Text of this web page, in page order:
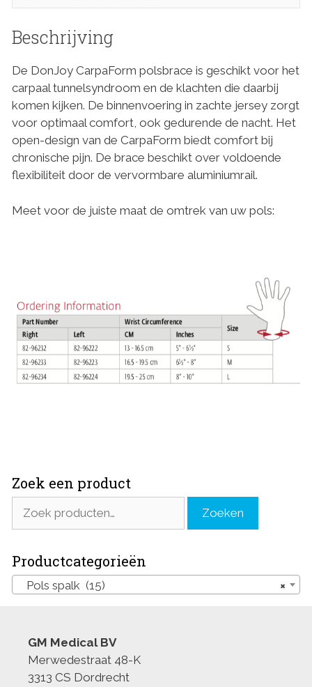
Beschrijving
De DonJoy CarpaForm polsbrace is geschikt voor het
carpaal tunnelsyndroom en de klachten die daarbij
komen kijken. De binnenvoering in zachte jersey zorgt
voor optimaal comfort, ook gedurende de nacht. Het
open-design van de CarpaForm biedt comfort bij
chronische pijn. De brace beschikt over voldoende
flexibiliteit door de vervormbare aluminiumrail.
Meet voor de juiste maat de omtrek van uw pols:
Zoek een product
Zoeken
Productcategorieën
×
Pols spalk (15)
GM Medical BV
Merwedestraat 48-K
3313 CS Dordrecht